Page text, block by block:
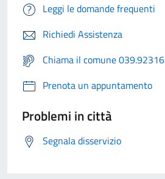
Leggi le domande frequenti
Richiedi Assistenza
Chiama il comune 039.92316
Prenota un appuntamento
Problemi in città
Segnala disservizio